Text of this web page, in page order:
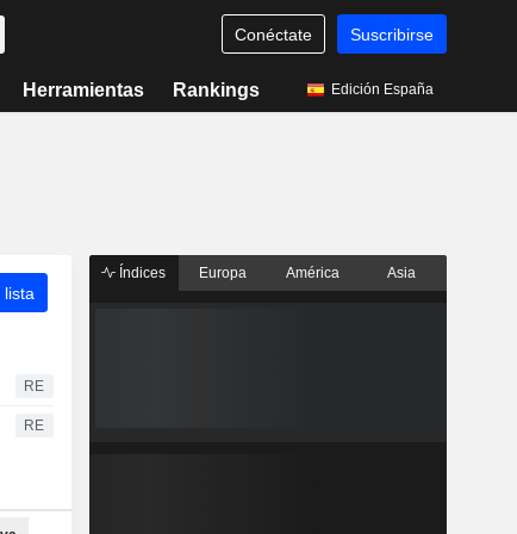
Conéctate Suscribirse
Herramientas Rankings Edición España
lista
RE
RE
Índices Europa América Asia